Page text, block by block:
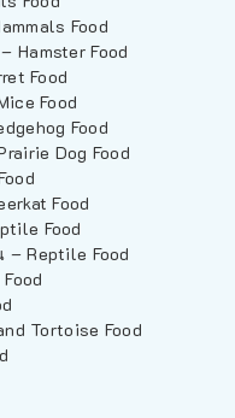
Food
Hamster Food
Food
Food
Food
Dog Food
Food
Food
– Reptile Food
Tortoise Food